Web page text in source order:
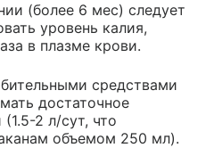
(более 6 мес) следует
уровень калия,
в плазме крови.
средствами
достаточное
2 л/сут, что
объемом 250 мл).